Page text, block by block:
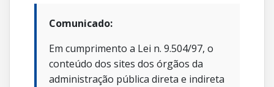
Comunicado:
Em cumprimento a Lei n. 9.504/97, o
conteúdo dos sites dos órgãos da
administração pública direta e indireta